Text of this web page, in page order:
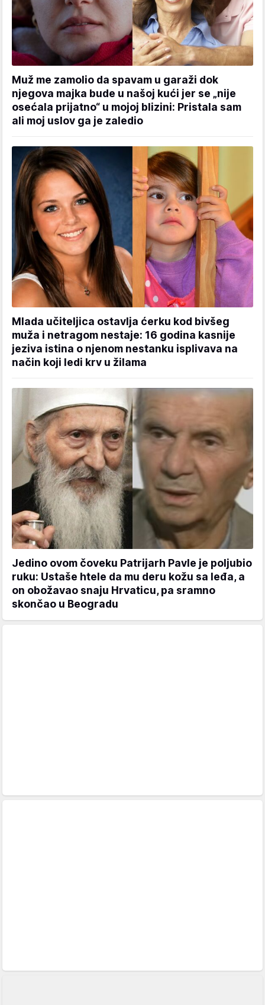
Muž me zamolio da spavam u garaži dok
njegova majka bude u našoj kući jer se „nije
osećala prijatno“ u mojoj blizini: Pristala sam
ali moj uslov ga je zaledio
Mlada učiteljica ostavlja ćerku kod bivšeg
muža i netragom nestaje: 16 godina kasnije
jeziva istina o njenom nestanku isplivava na
način koji ledi krv u žilama
Jedino ovom čoveku Patrijarh Pavle je poljubio
ruku: Ustaše htele da mu deru kožu sa leđa, a
on obožavao snaju Hrvaticu, pa sramno
skončao u Beogradu